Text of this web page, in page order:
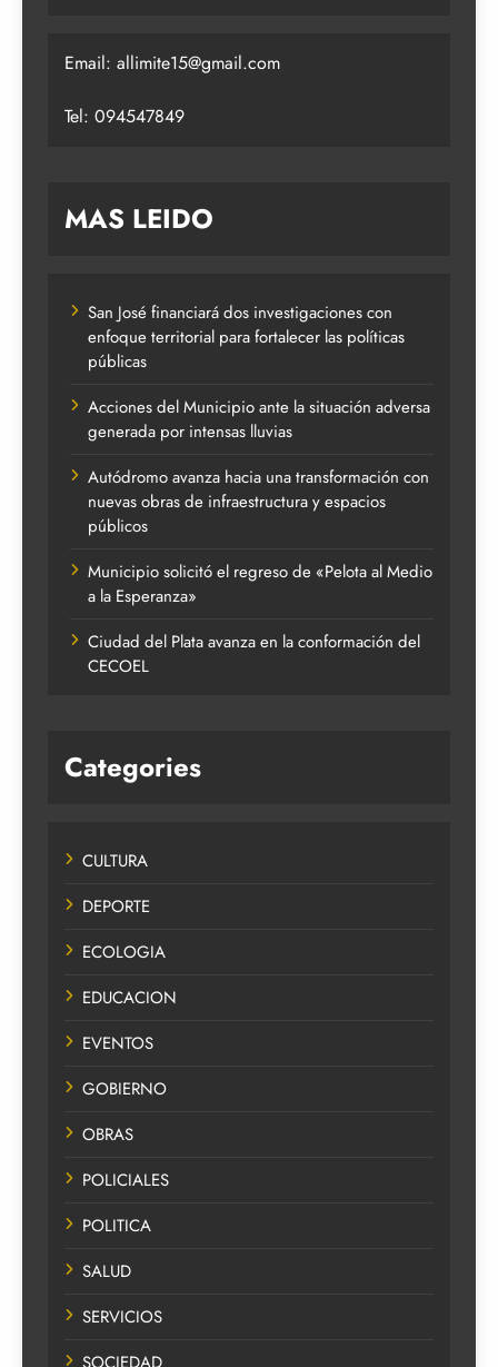
Email: allimite15@gmail.com
Tel: 094547849
MAS LEIDO
San José financiará dos investigaciones con
enfoque territorial para fortalecer las políticas
públicas
Acciones del Municipio ante la situación adversa
generada por intensas lluvias
Autódromo avanza hacia una transformación con
nuevas obras de infraestructura y espacios
públicos
Municipio solicitó el regreso de «Pelota al Medio
a la Esperanza»
Ciudad del Plata avanza en la conformación del
CECOEL
Categories
CULTURA
DEPORTE
ECOLOGIA
EDUCACION
EVENTOS
GOBIERNO
OBRAS
POLICIALES
POLITICA
SALUD
SERVICIOS